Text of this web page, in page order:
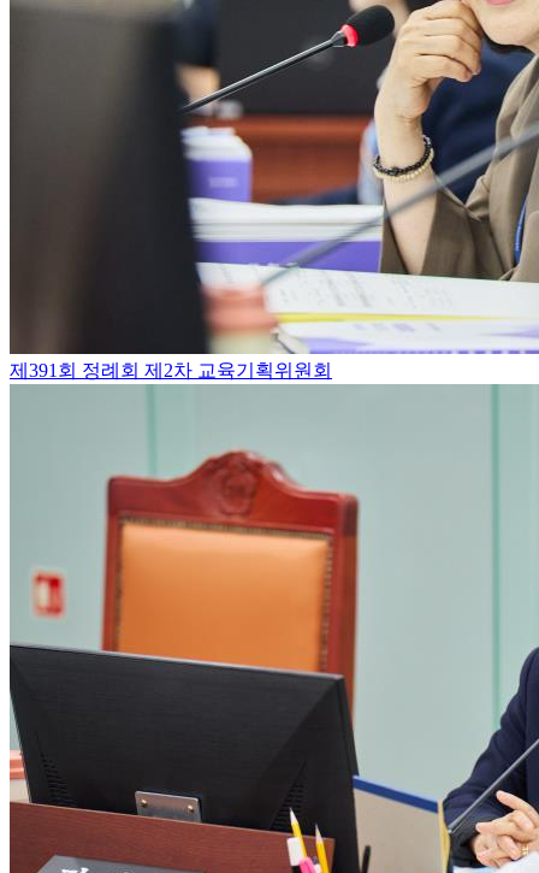
제391회 정례회 제2차 교육기획위원회